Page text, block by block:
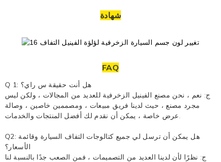
شهادة
FAQ
Q 1: هل أنت حقيقة س راي؟
ج: نعم ، نحن مصنع الفينيل الزخرفية للعديد من المجالات ، ولكن ليس
مجرد مصنع ، حيث لدينا فريق مبيعات ، ومصممين خاصين ، وصالة
عرض خاصة ، يمكن أن نقدم لك أفضل المنتجات والخدمات.
Q2: هل يمكن أن ترسل لي جميع كتالوجات التفاف السيارة وقائمة
الأسعار؟
ج: نظرًا لأن لدينا العديد من التصميمات ، فمن الصعب جدًا بالنسبة لنا